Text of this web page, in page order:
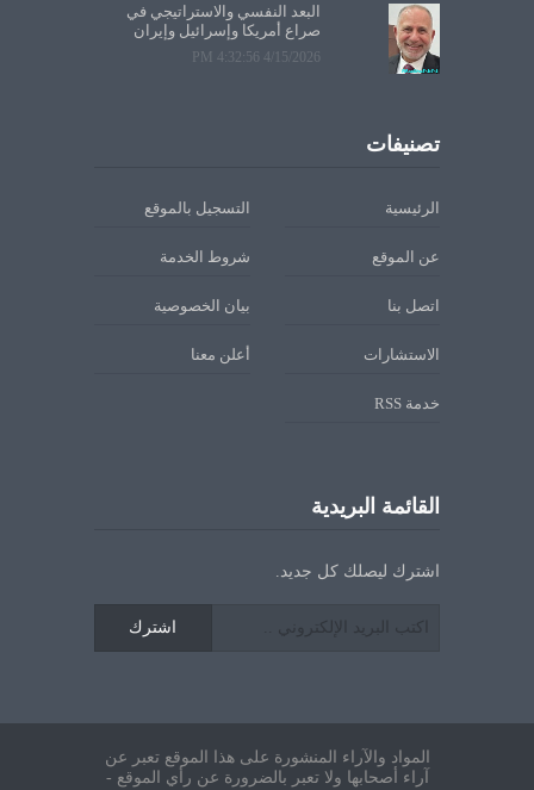
البعد النفسي والاستراتيجي في
صراع أمريكا وإسرائيل وإيران
4/15/2026 4:32:56 PM
تصنيفات
الرئيسية التسجيل بالموقع
عن الموقع شروط الخدمة
اتصل بنا بيان الخصوصية
الاستشارات أعلن معنا
خدمة RSS
القائمة البريدية
اشترك ليصلك كل جديد.
اشترك
المواد والآراء المنشورة على هذا الموقع تعبر عن
آراء أصحابها ولا تعبر بالضرورة عن رأي الموقع -